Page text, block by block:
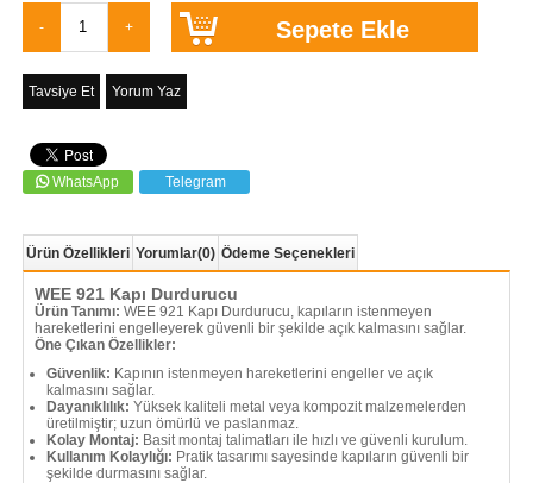
Tavsiye Et Yorum Yaz
WhatsApp Telegram
Ürün Özellikleri Yorumlar(0) Ödeme Seçenekleri
WEE 921 Kapı Durdurucu
Ürün Tanımı: WEE 921 Kapı Durdurucu, kapıların istenmeyen
hareketlerini engelleyerek güvenli bir şekilde açık kalmasını sağlar.
Öne Çıkan Özellikler:
Güvenlik: Kapının istenmeyen hareketlerini engeller ve açık
kalmasını sağlar.
Dayanıklılık: Yüksek kaliteli metal veya kompozit malzemelerden
üretilmiştir; uzun ömürlü ve paslanmaz.
Kolay Montaj: Basit montaj talimatları ile hızlı ve güvenli kurulum.
Kullanım Kolaylığı: Pratik tasarımı sayesinde kapıların güvenli bir
şekilde durmasını sağlar.